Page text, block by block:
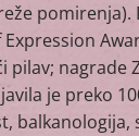
je preko